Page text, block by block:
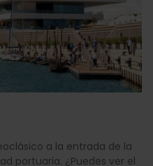
a la entrada de la
portuaria. ¿Puedes ver el